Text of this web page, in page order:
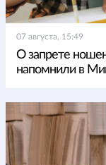
07 августа, 15:49
О запрете
напомнили в